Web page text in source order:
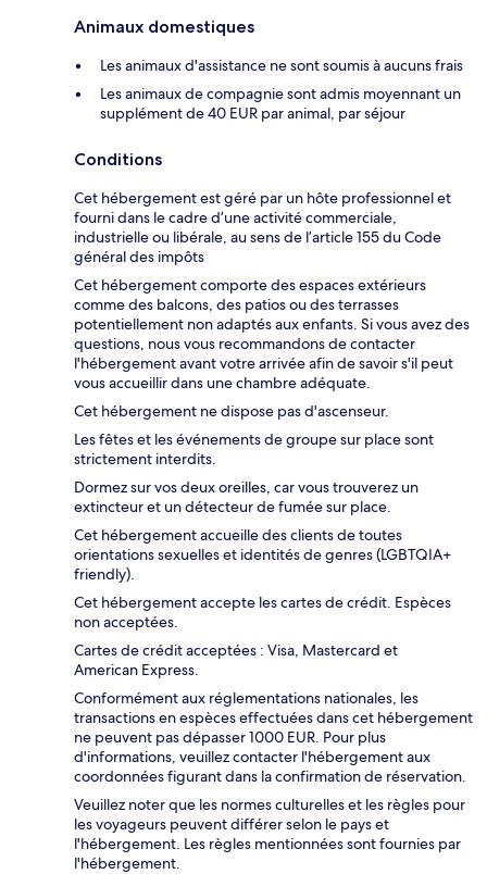
Animaux domestiques
Les animaux d'assistance ne sont soumis à aucuns frais
Les animaux de compagnie sont admis moyennant un
supplément de 40 EUR par animal, par séjour
Conditions
Cet hébergement est géré par un hôte professionnel et
fourni dans le cadre d’une activité commerciale,
industrielle ou libérale, au sens de l’article 155 du Code
général des impôts
Cet hébergement comporte des espaces extérieurs
comme des balcons, des patios ou des terrasses
potentiellement non adaptés aux enfants. Si vous avez des
questions, nous vous recommandons de contacter
l'hébergement avant votre arrivée afin de savoir s'il peut
vous accueillir dans une chambre adéquate.
Cet hébergement ne dispose pas d'ascenseur.
Les fêtes et les événements de groupe sur place sont
strictement interdits.
Dormez sur vos deux oreilles, car vous trouverez un
extincteur et un détecteur de fumée sur place.
Cet hébergement accueille des clients de toutes
orientations sexuelles et identités de genres (LGBTQIA+
friendly).
Cet hébergement accepte les cartes de crédit. Espèces
non acceptées.
Cartes de crédit acceptées : Visa, Mastercard et
American Express.
Conformément aux réglementations nationales, les
transactions en espèces effectuées dans cet hébergement
ne peuvent pas dépasser 1000 EUR. Pour plus
d'informations, veuillez contacter l'hébergement aux
coordonnées figurant dans la confirmation de réservation.
Veuillez noter que les normes culturelles et les règles pour
les voyageurs peuvent différer selon le pays et
l'hébergement. Les règles mentionnées sont fournies par
l'hébergement.